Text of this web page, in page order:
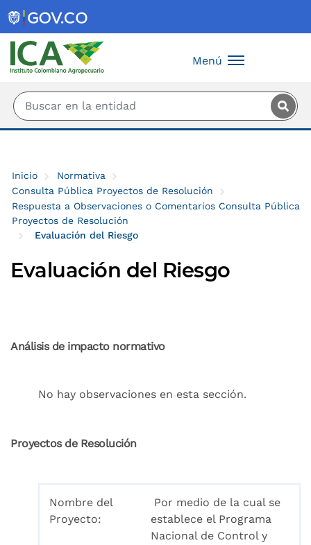
Menú
Inicio
Normativa
Consulta Pública Proyectos de Resolución
Respuesta a Observaciones o Comentarios Consulta Pública
Proyectos de Resolución
Evaluación del Riesgo
Evaluación del Riesgo
Análisis de impacto normativo
No hay observaciones en esta sección.
Proyectos de Resolución
Nombre del
Proyecto:
Por medio de la cual se
establece el Programa
Nacional de Control y